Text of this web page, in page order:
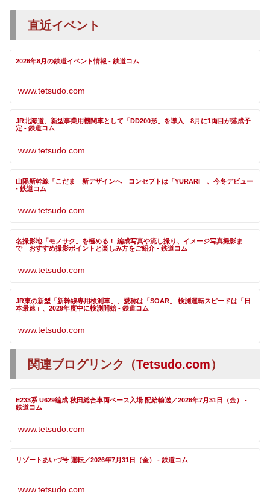
直近イベント
2026年8月の鉄道イベント情報 - 鉄道コム
www.tetsudo.com
JR北海道、新型事業用機関車として「DD200形」を導入 8月に1両目が落成予
定 - 鉄道コム
www.tetsudo.com
山陽新幹線「こだま」新デザインへ コンセプトは「YURARI」、今冬デビュー
- 鉄道コム
www.tetsudo.com
名撮影地「モノサク」を極める！ 編成写真や流し撮り、イメージ写真撮影ま
で おすすめ撮影ポイントと楽しみ方をご紹介 - 鉄道コム
www.tetsudo.com
JR東の新型「新幹線専用検測車」、愛称は「SOAR」 検測運転スピードは「日
本最速」、2029年度中に検測開始 - 鉄道コム
www.tetsudo.com
関連ブログリンク（Tetsudo.com）
E233系 U629編成 秋田総合車両ベース入場 配給輸送／2026年7月31日（金） -
鉄道コム
www.tetsudo.com
リゾートあいづ号 運転／2026年7月31日（金） - 鉄道コム
www.tetsudo.com